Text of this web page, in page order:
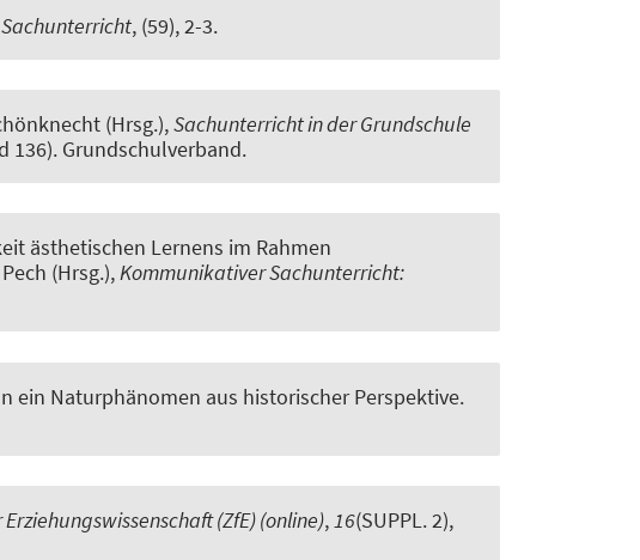
, (59), 2-3.
(Hrsg.),Sachunterricht in der Grundschule
136). Grundschulverband.
ästhetischen Lernens im Rahmen
(Hrsg.),Kommunikativer Sachunterricht:
ein Naturphänomen aus historischer Perspektive.
(ZfE) (online),16(SUPPL. 2),